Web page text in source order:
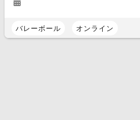
バレーボール オンライン